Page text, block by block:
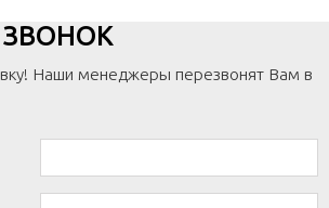
Наши менеджеры перезвонят Вам в